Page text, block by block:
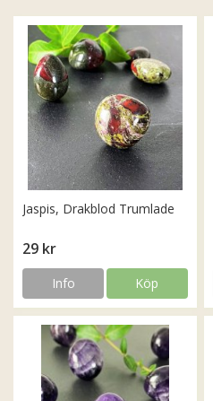
Jaspis, Drakblod Trumlade
29 kr
Info Köp